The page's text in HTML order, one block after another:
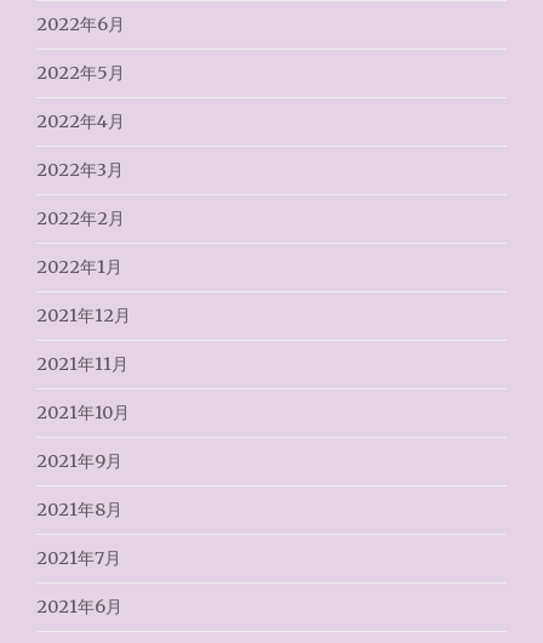
2022年6月
2022年5月
2022年4月
2022年3月
2022年2月
2022年1月
2021年12月
2021年11月
2021年10月
2021年9月
2021年8月
2021年7月
2021年6月